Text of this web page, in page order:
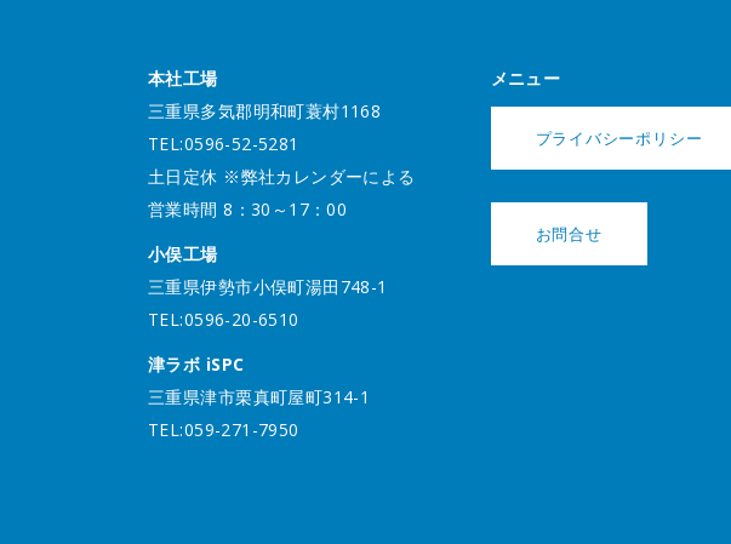
本社工場
三重県多気郡明和町蓑村1168
TEL:0596-52-5281
土日定休 ※弊社カレンダーによる
営業時間 8：30～17：00
小俣工場
三重県伊勢市小俣町湯田748-1
TEL:0596-20-6510
津ラボ iSPC
三重県津市栗真町屋町314-1
TEL:059-271-7950
メニュー
プライバシーポリシー
お問合せ